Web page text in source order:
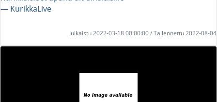
― KurikkaLive
Julkaistu 2022-03-18 00:00:00 / Tallennettu 2022-08-04